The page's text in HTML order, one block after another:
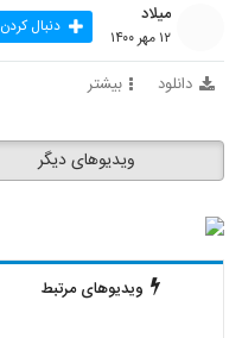
میلاد
۱۲ مهر ۱۴۰۰ دنبال کردن
دانلود بیشتر
ویدیوهای دیگر
ویدیوهای مرتبط